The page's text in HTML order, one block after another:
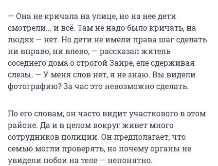
— Она не кричала на улице, но на нее дети
смотрели... и всё. Там не надо было кричать, на
людях — нет. Но дети не имели права шаг сделать
ни вправо, ни влево, — рассказал житель
соседнего дома о строгой Заире, еле сдерживая
слезы. — У меня слов нет, я не знаю. Вы видели
фотографию? За час это невозможно сделать.
По его словам, он часто видит участкового в этом
районе. Да и в целом вокруг живет много
сотрудников полиции. Он предполагает, что
семью могли проверять, но почему органы не
увидели побои на теле — непонятно.